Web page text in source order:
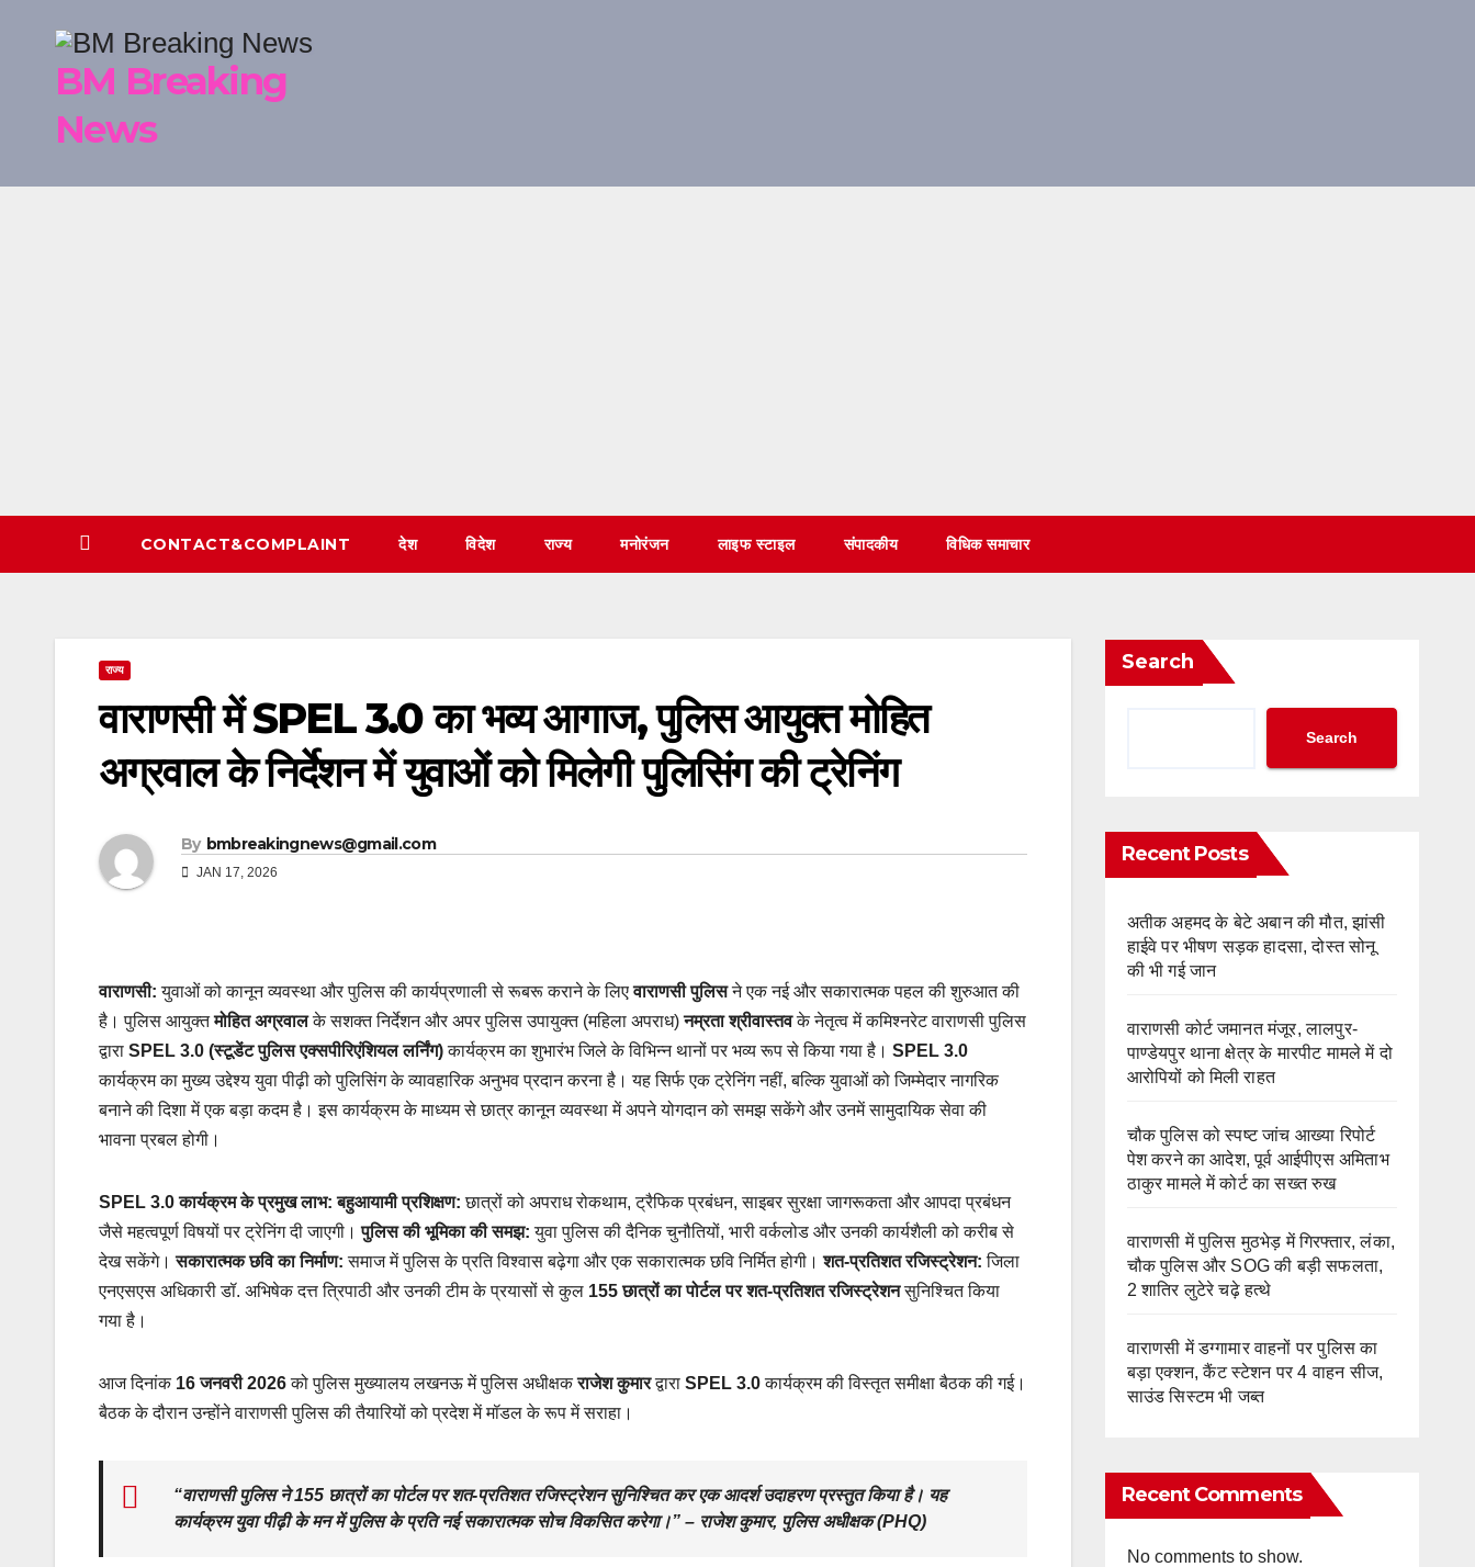
BM Breaking
News
CONTACT&COMPLAINT देश विदेश राज्य मनोरंजन लाइफ स्टाइल संपादकीय विधिक समाचार
राज्य
वाराणसी में SPEL 3.0 का भव्य आगाज, पुलिस आयुक्त मोहित
अग्रवाल के निर्देशन में युवाओं को मिलेगी पुलिसिंग की ट्रेनिंग
By bmbreakingnews@gmail.com
JAN 17, 2026
वाराणसी: युवाओं को कानून व्यवस्था और पुलिस की कार्यप्रणाली से रूबरू कराने के लिएवाराणसी पुलिसने एक नई और सकारात्मक पहल की शुरुआत की
है। पुलिस आयुक्तमोहित अग्रवालके सशक्त निर्देशन और अपर पुलिस उपायुक्त (महिला अपराध)नम्रता श्रीवास्तवके नेतृत्व में कमिश्नरेट वाराणसी पुलिस
द्वारा SPEL 3.0 (स्टूडेंट पुलिस एक्सपीरिएंशियल लर्निंग)कार्यक्रम का शुभारंभ जिले के विभिन्न थानों पर भव्य रूप से किया गया है। SPEL 3.0
कार्यक्रम का मुख्य उद्देश्य युवा पीढ़ी को पुलिसिंग के व्यावहारिक अनुभव प्रदान करना है। यह सिर्फ एक ट्रेनिंग नहीं, बल्कि युवाओं को जिम्मेदार नागरिक
बनाने की दिशा में एक बड़ा कदम है। इस कार्यक्रम के माध्यम से छात्र कानून व्यवस्था में अपने योगदान को समझ सकेंगे और उनमें सामुदायिक सेवा की
भावना प्रबल होगी।
SPEL 3.0 कार्यक्रम के प्रमुख लाभ: बहुआयामी प्रशिक्षण: छात्रों को अपराध रोकथाम, ट्रैफिक प्रबंधन, साइबर सुरक्षा जागरूकता और आपदा प्रबंधन
जैसे महत्वपूर्ण विषयों पर ट्रेनिंग दी जाएगी।पुलिस की भूमिका की समझ: युवा पुलिस की दैनिक चुनौतियों, भारी वर्कलोड और उनकी कार्यशैली को करीब से
देख सकेंगे।सकारात्मक छवि का निर्माण: समाज में पुलिस के प्रति विश्वास बढ़ेगा और एक सकारात्मक छवि निर्मित होगी।शत-प्रतिशत रजिस्ट्रेशन: जिला
एनएसएस अधिकारी डॉ. अभिषेक दत्त त्रिपाठी और उनकी टीम के प्रयासों से कुल 155 छात्रों का पोर्टल पर शत-प्रतिशत रजिस्ट्रेशनसुनिश्चित किया
गया है।
आज दिनांक 16 जनवरी 2026को पुलिस मुख्यालय लखनऊ में पुलिस अधीक्षकराजेश कुमारद्वारा SPEL 3.0कार्यक्रम की विस्तृत समीक्षा बैठक की गई।
बैठक के दौरान उन्होंने वाराणसी पुलिस की तैयारियों को प्रदेश में मॉडल के रूप में सराहा।
“वाराणसी पुलिस ने 155 छात्रों का पोर्टल पर शत-प्रतिशत रजिस्ट्रेशन सुनिश्चित कर एक आदर्श उदाहरण प्रस्तुत किया है। यह
कार्यक्रम युवा पीढ़ी के मन में पुलिस के प्रति नई सकारात्मक सोच विकसित करेगा।” – राजेश कुमार, पुलिस अधीक्षक (PHQ)
Search
Search
Recent Posts
अतीक अहमद के बेटे अबान की मौत, झांसी
हाईवे पर भीषण सड़क हादसा, दोस्त सोनू
की भी गई जान
वाराणसी कोर्ट जमानत मंजूर, लालपुर-
पाण्डेयपुर थाना क्षेत्र के मारपीट मामले में दो
आरोपियों को मिली राहत
चौक पुलिस को स्पष्ट जांच आख्या रिपोर्ट
पेश करने का आदेश, पूर्व आईपीएस अमिताभ
ठाकुर मामले में कोर्ट का सख्त रुख
वाराणसी में पुलिस मुठभेड़ में गिरफ्तार, लंका,
चौक पुलिस और SOG की बड़ी सफलता,
2 शातिर लुटेरे चढ़े हत्थे
वाराणसी में डग्गामार वाहनों पर पुलिस का
बड़ा एक्शन, कैंट स्टेशन पर 4 वाहन सीज,
साउंड सिस्टम भी जब्त
Recent Comments
No comments to show.